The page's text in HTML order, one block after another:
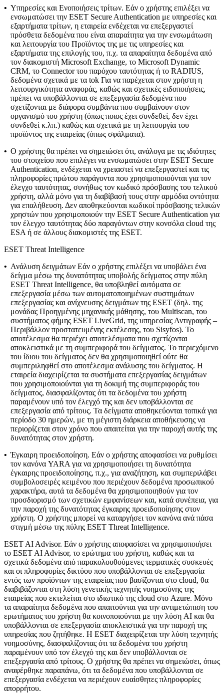
• Υπηρεσίες και Ενοποιήσεις τρίτων. Εάν ο χρήστης επιλέξει να
ενσωματώσει την ESET Secure Authentication με υπηρεσίες και
εξαρτήματα τρίτων, η εταιρεία ενδέχεται να επεξεργαστεί
πρόσθετα δεδομένα που είναι απαραίτητα για την ενσωμάτωση
και λειτουργία του Προϊόντος της με τις υπηρεσίες και
εξαρτήματα της επιλογής του, π.χ. τα απαραίτητα δεδομένα από
τον διακομιστή Microsoft Exchange, το Microsoft Dynamic
CRM, το Connector του παρόχου ταυτότητας ή το RADIUS,
δεδομένα σχετικά με τα tok Για να παρέχεται στον χρήστη η
λειτουργικότητα αναφοράς, καθώς και σχετικές ειδοποιήσεις,
πρέπει να υποβάλλονται σε επεξεργασία δεδομένα που
σχετίζονται με διάφορα συμβάντα που συμβαίνουν στον
οργανισμό του χρήστη (όπως ποιος έχει συνδεθεί, δεν έχει
συνδεθεί κ.λπ.) καθώς και σχετικά με τη λειτουργία του
προϊόντος της εταιρείας (όπως σφάλματα).
• Ο χρήστης θα πρέπει να σημειώσει ότι, ανάλογα με τις ιδιότητες
του στοιχείου που επιλέγει να ενσωματώσει στην ESET Secure
Authentication, ενδέχεται να χρειαστεί να επεξεργαστεί και τις
πληροφορίες πρώτου παράγοντα που χρησιμοποιούνται για τον
έλεγχο ταυτότητας, συνήθως τον κωδικό πρόσβασης του τελικού
χρήστη, αλλά μόνο για τη διαβίβασή τους στην αρμόδια οντότητα
για επαλήθευση. Δεν αποθηκεύονται κωδικοί πρόσβασης τελικών
χρηστών που χρησιμοποιούν την ESET Secure Authentication για
τον έλεγχο ταυτότητας δύο παραγόντων στην κονσόλα cloud της
ESA ή σε άλλους διακομιστές της ESET.
ESET Threat Intelligence
• Ανάλυση δειγμάτων Εάν ο χρήστης επιλέξει να υποβάλει ένα
δείγμα μέσω της δυνατότητας υποβολής δείγματος στην πύλη
ESET Threat Intelligence, θα υποβληθεί αυτόματα σε
επεξεργασία μέσω των αυτοματοποιημένων συστημάτων
επεξεργασίας και ανίχνευσης δειγμάτων της ESET (δηλ. της
μονάδας Προηγμένης μηχανικής μάθησης, του Multiscan, του
συστήματος φήμης ESET LiveGrid, της υπηρεσίας Αντιγραφής –
Περιβάλλον προστατευμένης εκτέλεσης, του Sisyfos). Το
αποτέλεσμα θα περιέχει αποτελέσματα που σχετίζονται
αποκλειστικά με τη συμπεριφορά του δείγματος. Το περιεχόμενο
του ίδιου του δείγματος δεν θα χρησιμοποιηθεί ούτε θα
συμπεριληφθεί στο αποτέλεσμα ανάλυσης του δείγματος. Η
εταιρεία διαχειρίζεται τα συστήματα επεξεργασίας δειγμάτων
που χρησιμοποιούνται για τη δοκιμή της συμπεριφοράς του
δείγματος, διασφαλίζοντας ότι τα δεδομένα του χρήστη
παραμένουν υπό τον έλεγχό της και δεν υποβάλλονται σε
επεξεργασία από τρίτους. Τα δείγματα αποθηκεύονται τοπικά για
περίοδο 30 ημερών, με τη μέγιστη διάρκεια αποθήκευσης να
περιορίζεται στον χρόνο που απαιτείται για την παροχή αυτής της
δυνατότητας στον χρήστη.
• Έγκαιρη προειδοποίηση. Εάν ο χρήστης αποφασίσει να ρυθμίσει
τον κανόνα YARA για να χρησιμοποιήσει τη δυνατότητα
έγκαιρης προειδοποίησης, π.χ., για αναζήτηση, και συμπεριλάβει
συμβολοσειρές κειμένου που περιέχουν δεδομένα προσωπικού
χαρακτήρα, αυτά τα δεδομένα θα χρησιμοποιηθούν για τον
προσδιορισμό των σχετικών εμφανίσεων και, κατά συνέπεια, για
την παροχή της δυνατότητας έγκαιρης προειδοποίησης στον
χρήστη. Ο χρήστης μπορεί να καταργήσει τον κανόνα ανά πάσα
στιγμή μέσω της πύλης ESET Threat Intelligence.
ESET AI Advisor. Εάν ο χρήστης αποφασίσει να χρησιμοποιήσει
το ESET AI Advisor, το ερώτημα του χρήστη, καθώς και τα
σχετικά δεδομένα από παρακολουθούμενες τερματικές συσκευές
και οι πληροφορίες δικτύου που υποβάλλονται σε επεξεργασία
εντός των προϊόντων της εταιρείας που βασίζονται στο cloud, θα
διαβιβάζονται στη λύση γενετικής τεχνητής νοημοσύνης της
εταιρείας που εκτελείται στο ιδιωτικό της cloud στο Azure. Μόνο
τα απαραίτητα δεδομένα που απαιτούνται για την αντιμετώπιση του
ερωτήματος του χρήστη θα κοινοποιούνται με την λύση AI και θα
υποβάλλονται σε επεξεργασία αποκλειστικά για την παροχή της
υπηρεσίας που ζητήθηκε. Η ESET διαχειρίζεται την λύση τεχνητής
νοημοσύνης, διασφαλίζοντας ότι τα δεδομένα του χρήστη
παραμένουν υπό τον έλεγχό της και δεν υποβάλλονται σε
επεξεργασία από τρίτους. Ο χρήστης θα πρέπει να σημειώσει, όπως
αναφέρθηκε παραπάνω, ότι τα δεδομένα που υποβάλλονται σε
επεξεργασία ενδέχεται να περιέχουν ευαίσθητες πληροφορίες
απορρήτου.